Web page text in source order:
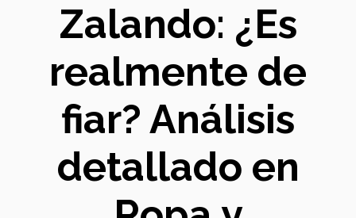
Zalando: ¿Es
realmente de
fiar? Análisis
detallado en